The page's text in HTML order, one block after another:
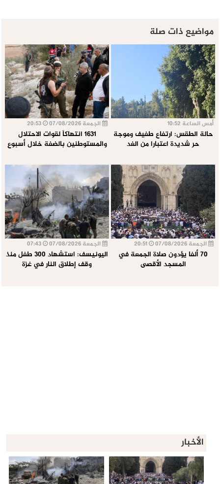
مواضيع ذات صلة
أمس الساعة 10:52
حالة الطقس: ارتفاع طفيف وموجة
حر شديدة اعتبارا من الغد
الجمعة 07/08/2026
1631 انتهاكاً لقوات الاحتلال
والمستوطنين بالضفة خلال أسبوع
الجمعة 07/08/2026
70 ألفا يؤدون صلاة الجمعة في
المسجد الأقصى
الجمعة 07/08/2026
اليونيسف: استشهاد 300 طفل منذ
وقف إطلاق النار في غزة
الأخبار